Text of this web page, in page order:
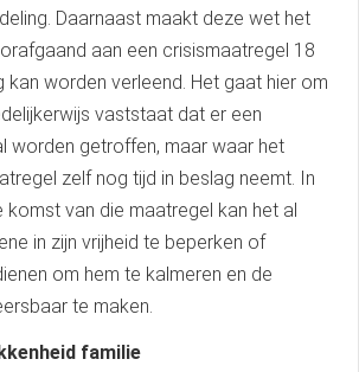
Daarnaast maakt deze wet het
aan een crisismaatregel 18
kan worden verleend. Het gaat hier om
vaststaat dat er een
worden getroffen, maar waar het
zelf nog tijd in beslag neemt. In
komst van die maatregel kan het al
in zijn vrijheid te beperken of
om hem te kalmeren en de
te maken.
familie